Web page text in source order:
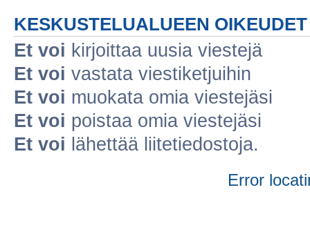
KESKUSTELUALUEEN OIKEUDET
Et voi kirjoittaa uusia viestejä
Et voi vastata viestiketjuihin
Et voi muokata omia viestejäsi
Et voi poistaa omia viestejäsi
Et voi lähettää liitetiedostoja.
Error